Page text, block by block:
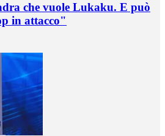
che vuole Lukaku. E può
in attacco"